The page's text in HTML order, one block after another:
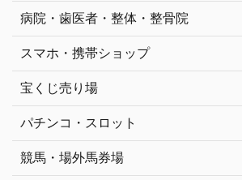
病院・歯医者・整体・整骨院
スマホ・携帯ショップ
宝くじ売り場
パチンコ・スロット
競馬・場外馬券場